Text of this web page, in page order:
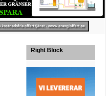
Right Block